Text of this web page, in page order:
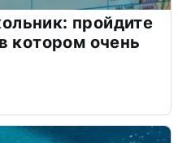
пройдите
котором очень